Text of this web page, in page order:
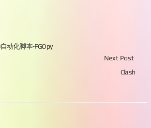
动化脚本-FGOpy
Next Post
Clash